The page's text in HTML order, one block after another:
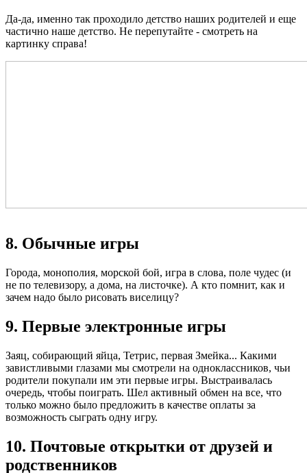
Да-да, именно так проходило детство наших родителей и еще
частично наше детство. Не перепутайте - смотреть на
картинку справа!
8. Обычные игры
Города, монополия, морской бой, игра в слова, поле чудес (и
не по телевизору, а дома, на листочке). А кто помнит, как и
зачем надо было рисовать виселицу?
9. Первые электронные игры
Заяц, собирающий яйца, Тетрис, первая Змейка... Какими
завистливыми глазами мы смотрели на одноклассников, чьи
родители покупали им эти первые игры. Выстраивалась
очередь, чтобы поиграть. Шел активный обмен на все, что
только можно было предложить в качестве оплаты за
возможность сыграть одну игру.
10. Почтовые открытки от друзей и
родственников